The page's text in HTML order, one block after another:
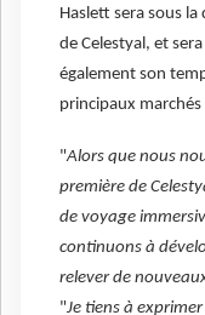
Haslett sera sous
de Celestyal, et
également son
principaux
"Alors que nous
première de
de voyage
continuons à
relever de
"Je tiens à